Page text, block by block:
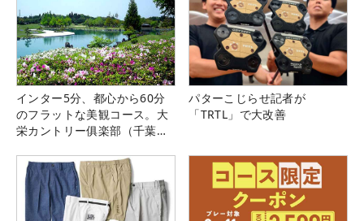
インター5分、都心から60分
のフラットな美観コース。大
栄カントリー俱楽部（千葉
パターこじらせ記者が
「TRTL」で大改善